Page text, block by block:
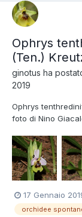
Ophrys
(Ten.)
ginotus ha
2019
Ophrys
foto di Nino
17 Gennaio
orchidee